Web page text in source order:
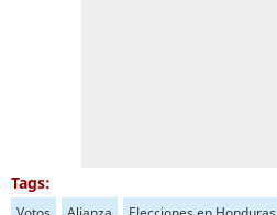
Tags: